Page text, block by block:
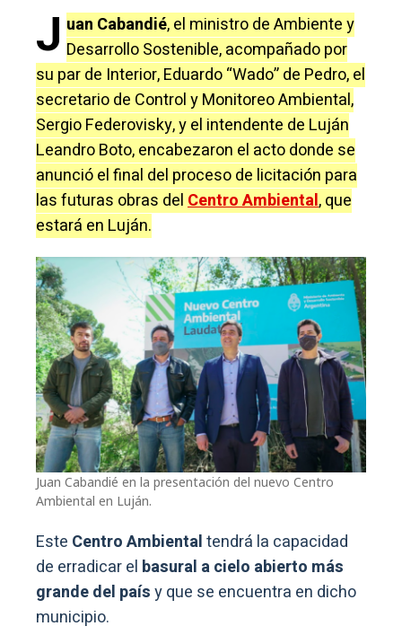
J uan Cabandié, el ministro de Ambiente y
Desarrollo Sostenible, acompañado por
su par de Interior, Eduardo “Wado” de Pedro, el
secretario de Control y Monitoreo Ambiental,
Sergio Federovisky, y el intendente de Luján
Leandro Boto, encabezaron el acto donde se
anunció el final del proceso de licitación para
las futuras obras delCentro Ambiental, que
estará en Luján.
Juan Cabandié en la presentación del nuevo Centro
Ambiental en Luján.
Este Centro Ambientaltendrá la capacidad
de erradicar el basural a cielo abierto más
grande del paísy que se encuentra en dicho
municipio.